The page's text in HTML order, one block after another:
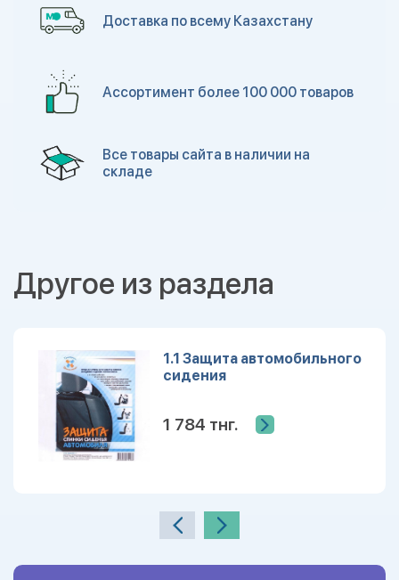
Доставка по всему Казахстану
Ассортимент более 100 000 товаров
Все товары сайта в наличии на
складе
Другое из раздела
1.1 Защита автомобильного
сидения
1 784 тнг.